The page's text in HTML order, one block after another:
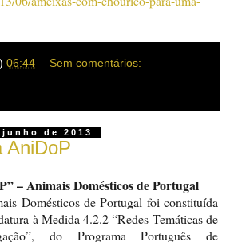
06:44 Sem comentários:
de 2013
AniDoP
– Animais Domésticos de Portugal
Domésticos de Portugal foi constituída
à Medida 4.2.2 “Redes Temáticas de
do Programa Português de